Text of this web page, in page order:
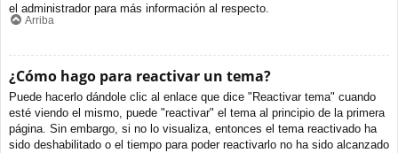
el administrador para más información al respecto.
Arriba
¿Cómo hago para reactivar un tema?
Puede hacerlo dándole clic al enlace que dice "Reactivar tema" cuando
esté viendo el mismo, puede "reactivar" el tema al principio de la primera
página. Sin embargo, si no lo visualiza, entonces el tema reactivado ha
sido deshabilitado o el tiempo para poder reactivarlo no ha sido alcanzado